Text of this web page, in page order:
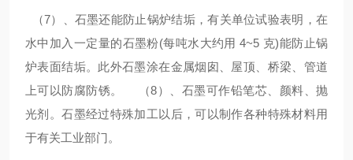
（7）、石墨还能防止锅炉结垢，有关单位试验表明，在
水中加入一定量的石墨粉(每吨水大约用 4~5 克)能防止锅
炉表面结垢。此外石墨涂在金属烟囱、屋顶、桥梁、管道
上可以防腐防锈。 （8）、石墨可作铅笔芯、颜料、抛
光剂。石墨经过特殊加工以后，可以制作各种特殊材料用
于有关工业部门。